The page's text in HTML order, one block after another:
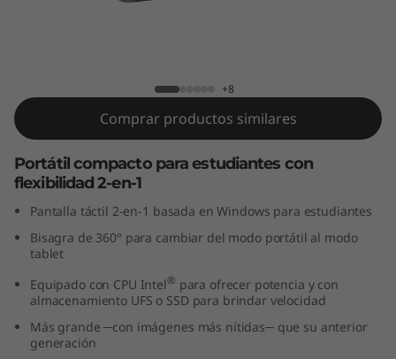
e
n
4
2
+8
Comprar productos similares
Portátil compacto para estudiantes con
flexibilidad 2-en-1
Pantalla táctil 2-en-1 basada en Windows para estudiantes
Bisagra de 360° para cambiar del modo portátil al modo
tablet
Equipado con CPU Intel® para ofrecer potencia y con
almacenamiento UFS o SSD para brindar velocidad
Más grande ─con imágenes más nítidas─ que su anterior
generación